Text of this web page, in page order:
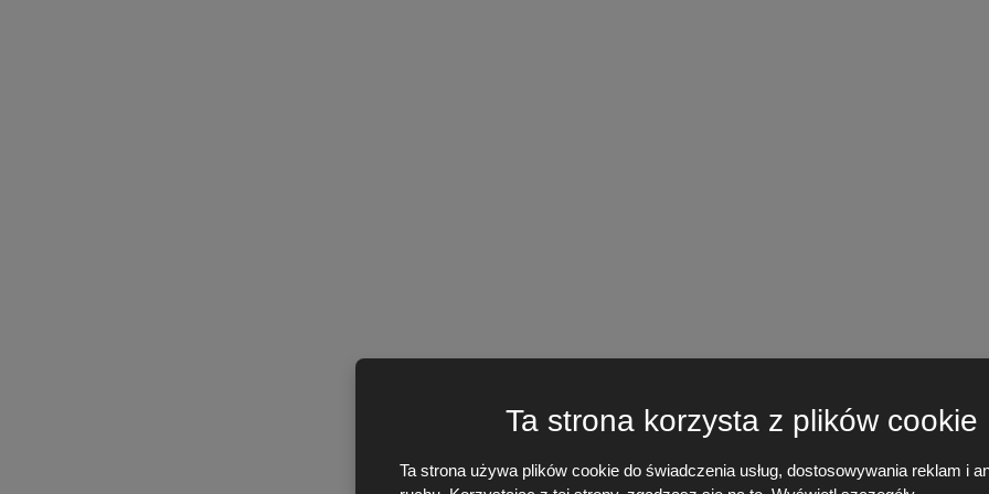
Ta strona korzysta z plików cookie
Ta strona używa plików cookie do świadczenia usług, dostosowywania reklam i